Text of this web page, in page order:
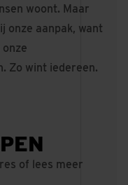
woont. Maar
onze aanpak, want
Zo wint iedereen.
of lees meer